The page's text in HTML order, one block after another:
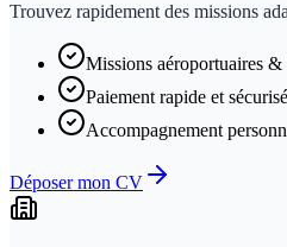
Trouvez rapidement des missions
Missions aéroportuaires
Paiement rapide et sécurisé
Accompagnement
Déposer mon CV